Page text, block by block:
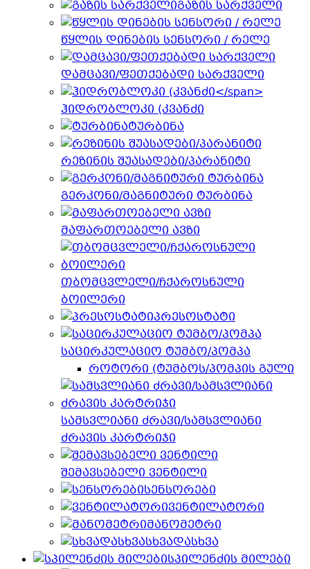
გაზის სარქველი
წყლის დინების სენსორი / რელე
დამცავი/ფეთქებადი სარქველი
ჰიდრობლოკი (კვანძი
ტურბინა
რეზინის შუასადები/პარანიტი
გერკონი/მაგნიტური ტურბინა
მაფართოებელი ავზი
თბომცვლელი/ჩქაროსნული
ბოილერი
პრესოსტატი
საცირკულაციო ტუმბო/პომპა
როტორი (ტუმბოს/პომპის გული
სამსვლიანი ძრავი/სამსვლიანი
ძრავის კარტრიჯი
შემავსებელი ვენტილი
სენსორები
ვენტილატორი
მანომეტრი
სხვადასხვა
სპილენძის მილები